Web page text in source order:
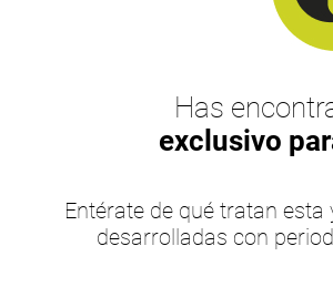
Has
exclusivo
Entérate de qué tratan
desarrolladas con